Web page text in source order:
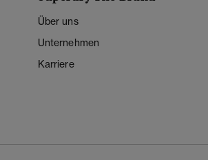
Über uns
Unternehmen
Karriere